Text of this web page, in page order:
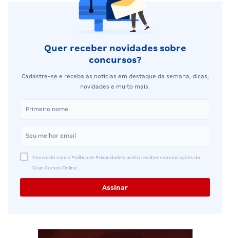
Quer receber novidades sobre
concursos?
Cadastre-se e receba as notícias em destaque da semana, dicas,
novidades e muito mais.
Concordo com a Política de Privacidade e aceito receber comunicações do
Gran Cursos Online.